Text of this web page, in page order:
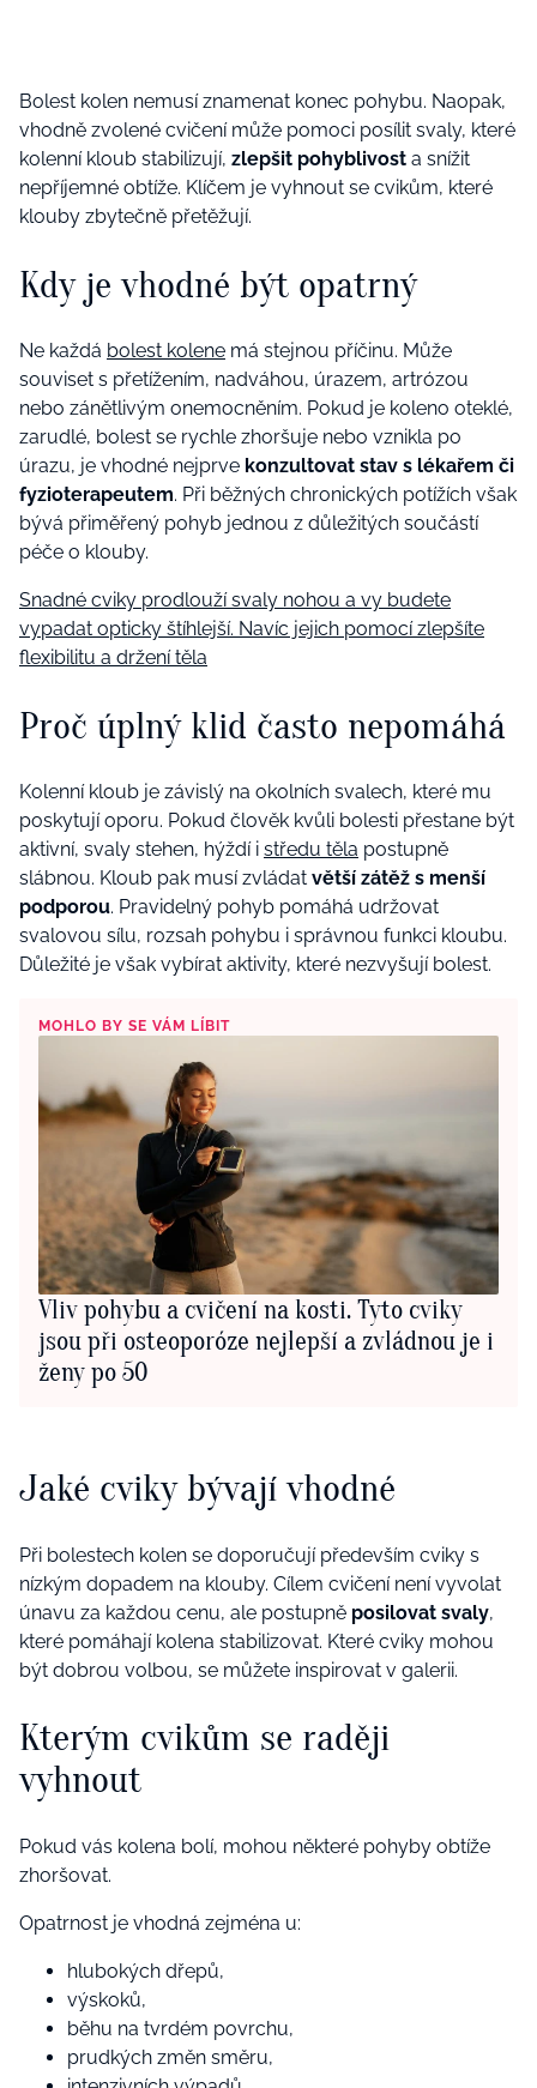
Bolest kolen nemusí znamenat konec pohybu. Naopak,
vhodně zvolené cvičení může pomoci posílit svaly, které
kolenní kloub stabilizují, zlepšit pohyblivost a snížit
nepříjemné obtíže. Klíčem je vyhnout se cvikům, které
klouby zbytečně přetěžují.
Kdy je vhodné být opatrný
Ne každá bolest kolene má stejnou příčinu. Může
souviset s přetížením, nadváhou, úrazem, artrózou
nebo zánětlivým onemocněním. Pokud je koleno oteklé,
zarudlé, bolest se rychle zhoršuje nebo vznikla po
úrazu, je vhodné nejprve konzultovat stav s lékařem či
fyzioterapeutem. Při běžných chronických potížích však
bývá přiměřený pohyb jednou z důležitých součástí
péče o klouby.
Snadné cviky prodlouží svaly nohou a vy budete
vypadat opticky štíhlejší. Navíc jejich pomocí zlepšíte
flexibilitu a držení těla
Proč úplný klid často nepomáhá
Kolenní kloub je závislý na okolních svalech, které mu
poskytují oporu. Pokud člověk kvůli bolesti přestane být
aktivní, svaly stehen, hýždí i středu těla postupně
slábnou. Kloub pak musí zvládat větší zátěž s menší
podporou. Pravidelný pohyb pomáhá udržovat
svalovou sílu, rozsah pohybu i správnou funkci kloubu.
Důležité je však vybírat aktivity, které nezvyšují bolest.
MOHLO BY SE VÁM LÍBIT
Vliv pohybu a cvičení na kosti. Tyto cviky
jsou při osteoporóze nejlepší a zvládnou je i
ženy po 50
Jaké cviky bývají vhodné
Při bolestech kolen se doporučují především cviky s
nízkým dopadem na klouby. Cílem cvičení není vyvolat
únavu za každou cenu, ale postupně posilovat svaly,
které pomáhají kolena stabilizovat. Které cviky mohou
být dobrou volbou, se můžete inspirovat v galerii.
Kterým cvikům se raději
vyhnout
Pokud vás kolena bolí, mohou některé pohyby obtíže
zhoršovat.
Opatrnost je vhodná zejména u:
hlubokých dřepů,
výskoků,
běhu na tvrdém povrchu,
prudkých změn směru,